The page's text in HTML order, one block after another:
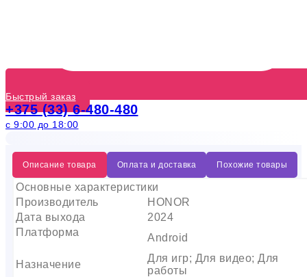
Быстрый заказ
+375 (33) 6-480-480
с 9:00 до 18:00
Описание товара Оплата и доставка Похожие товары
Основные характеристики
Производитель
HONOR
Дата выхода
2024
Платформа
Android
Назначение
Для игр; Для видео; Для
работы